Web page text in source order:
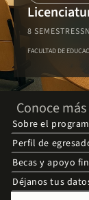
8 SEMESTRES
FACULTAD DE
Conoce
Sobre el
Perfil de
Becas y apoyo
Déjanos tus